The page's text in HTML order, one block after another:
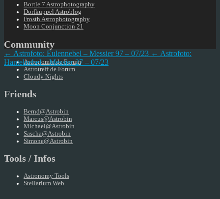
Bortle 7 Astrophotography
Dorfkuppel Astroblog
Frosth Astrophotography
Moon Conjunction 21
Community
Astronomie.de Forum
Astrotreff.de Forum
Cloudy Nights
Friends
Bernd@Astrobin
Marcus@Astrobin
Michael@Astrobin
Sascha@Astrobin
Simone@Astrobin
Tools / Infos
Astronomy Tools
Stellarium Web
← Astrofoto: Eulennebel – Messier 97 – 07/23 ← Astrofoto:
Hantelnebel – Messier 27 – 07/23